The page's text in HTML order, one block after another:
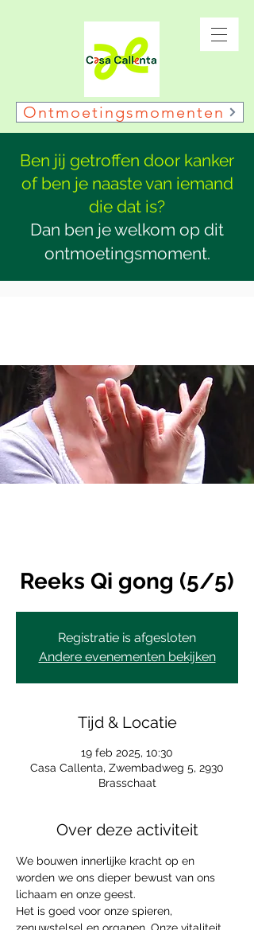
Ontmoetingsmomenten
Ben jij getroffen door kanker
of ben je naaste van iemand
die dat is?
Dan ben je welkom op dit
ontmoetingsmoment.
Reeks Qi gong (5/5)
Registratie is afgesloten
Andere evenementen bekijken
Tijd & Locatie
19 feb 2025, 10:30
Casa Callenta, Zwembadweg 5, 2930
Brasschaat
Over deze activiteit
We bouwen innerlijke kracht op en
worden we ons dieper bewust van ons
lichaam en onze geest.
Het is goed voor onze spieren,